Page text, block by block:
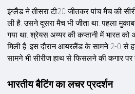
इंग्लैंड ने तीसरा टी20 जीतकर पांच मैच की
ली है. उसने दूसरा मैच भी जीता था. पहला
गया था. श्रेयस अय्यर की कप्तानी में भारत को
मिली है. इस दौरान आयरलैंड के सामने 2-0 से
सामने भी सीरीज हाथ से फिसलने की कगार पर
भारतीय बैटिंग का लचर प्रदर्शन